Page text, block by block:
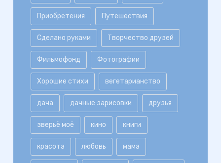
Приобретения Путешествия
Сделано руками Творчество друзей
Фильмофонд Фотографии
Хорошие стихи вегетарианство
дача дачные зарисовки друзья
зверьё моё кино книги
красота любовь мама